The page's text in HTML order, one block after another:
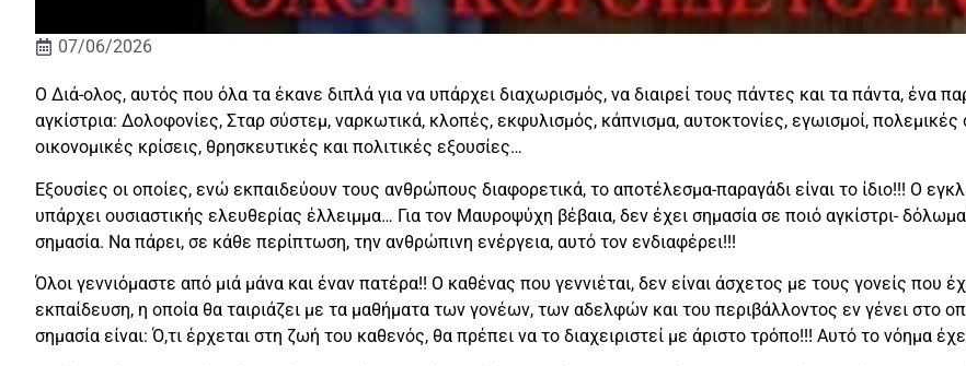
07/06/2026
Ο Διά-ολος, αυτός που όλα τα έκανε διπλά για να υπάρχει διαχωρισμός, να διαιρεί τους πάντες και τα πάντα, ένα
αγκίστρια: Δολοφονίες, Σταρ σύστεμ, ναρκωτικά, κλοπές, εκφυλισμός, κάπνισμα, αυτοκτονίες, εγωισμοί,
οικονομικές κρίσεις, θρησκευτικές και πολιτικές εξουσίες…
Εξουσίες οι οποίες, ενώ εκπαιδεύουν τους ανθρώπους διαφορετικά, το αποτέλεσμα-παραγάδι είναι το ίδιο!!! Ο
υπάρχει ουσιαστικής ελευθερίας έλλειμμα… Για τον Μαυροψύχη βέβαια, δεν έχει σημασία σε ποιό αγκίστρι-
σημασία. Να πάρει, σε κάθε περίπτωση, την ανθρώπινη ενέργεια, αυτό τον ενδιαφέρει!!!
Όλοι γεννιόμαστε από μιά μάνα και έναν πατέρα!! Ο καθένας που γεννιέται, δεν είναι άσχετος με τους γονείς που
εκπαίδευση, η οποία θα ταιριάζει με τα μαθήματα των γονέων, των αδελφών και του περιβάλλοντος εν γένει στο
σημασία είναι: Ό,τι έρχεται στη ζωή του καθενός, θα πρέπει να το διαχειριστεί με άριστο τρόπο!!! Αυτό το νόημα